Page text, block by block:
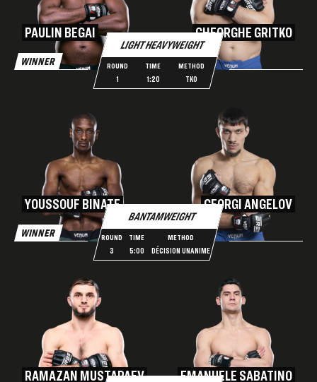
LIGHT HEAVYWEIGHT
ROUND
1
TIME
1:20
METHOD
TKO
PAULIN BEGAI
WINNER
GHEORGHE GRITKO
BANTAMWEIGHT
ROUND
3
TIME
5:00
METHOD
DÉCISION UNANIME
YOUSSOUF BINATE
WINNER
GEORGI ANGELOV
RAMAZAN MUSTAPAEV EMANUELE SABATINO